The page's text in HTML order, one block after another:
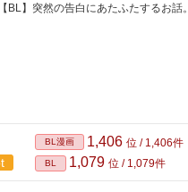
【BL】突然の告白にあたふたするお話。
BL漫画 1,406 位 / 1,406件
BL 1,079 位 / 1,079件